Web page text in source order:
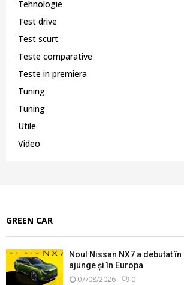
Tehnologie
Test drive
Test scurt
Teste comparative
Teste in premiera
Tuning
Tuning
Utile
Video
GREEN CAR
Noul Nissan NX7 a debutat în
ajunge și în Europa
07/08/2026 0